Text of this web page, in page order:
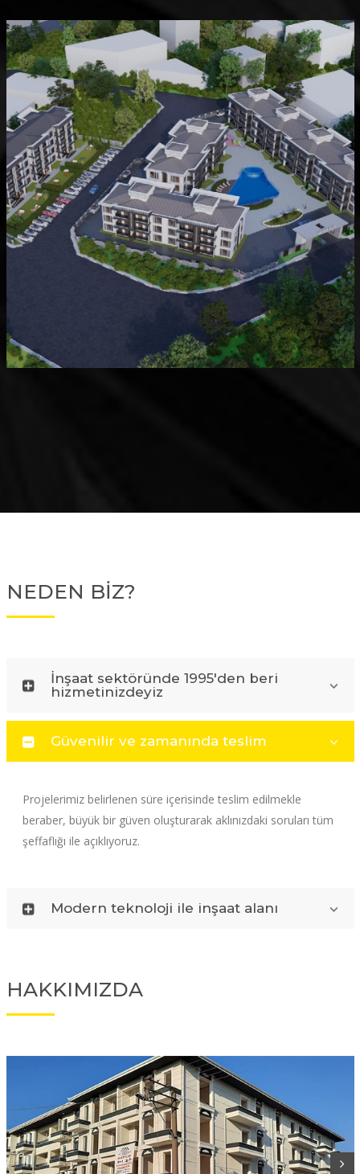
NEDEN BİZ?
İnşaat sektöründe 1995'den beri
hizmetinizdeyiz
Güvenilir ve zamanında teslim
Projelerimiz belirlenen süre içerisinde teslim edilmekle
beraber, büyük bir güven oluşturarak aklınızdaki soruları tüm
şeffaflığı ile açıklıyoruz.
Modern teknoloji ile inşaat alanı
HAKKIMIZDA